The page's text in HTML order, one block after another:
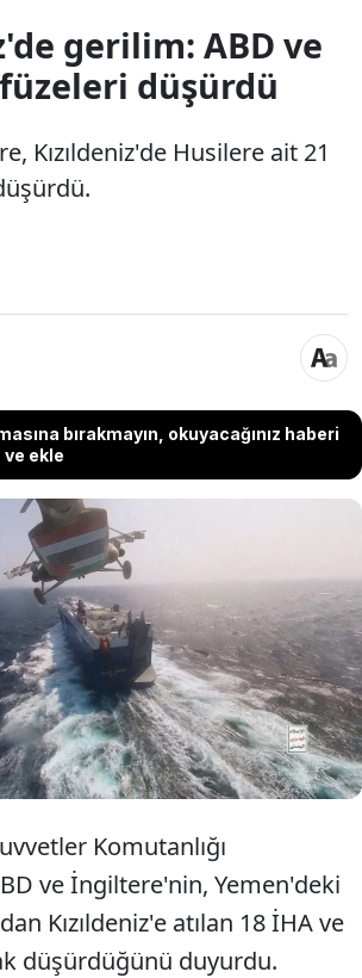
gerilim: ABD ve
düşürdü
Kızıldeniz'de Husilere ait 21
bırakmayın, okuyacağınız haberi
ve ekle
ABD ve İngiltere, Kızıldeniz'de
Husilere ait 21 İHA ve füzeyi
düşürdü.
Komutanlığı
ve İngiltere'nin, Yemen'deki
Kızıldeniz'e atılan 18 İHA ve
düşürdüğünü duyurdu.